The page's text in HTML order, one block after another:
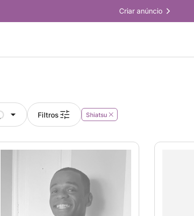
Criar anúncio
Filtros Shiatsu